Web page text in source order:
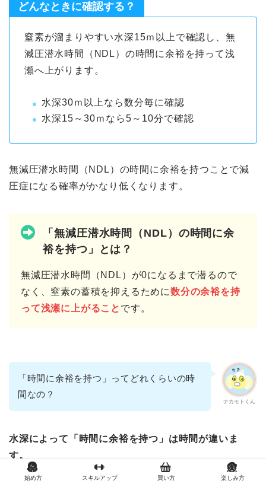
どんなときに確認する？
窒素が溜まりやすい水深15ｍ以上で確認し、無
減圧潜水時間（NDL）の時間に余裕を持って浅
瀬へ上がります。
水深30ｍ以上なら数分毎に確認
水深15～30ｍなら5～10分で確認
無減圧潜水時間（NDL）の時間に余裕を持つことで減
圧症になる確率がかなり低くなります。
「無減圧潜水時間（NDL）の時間に余
裕を持つ」とは？
無減圧潜水時間（NDL）が0になるまで潜るので
なく、窒素の蓄積を抑えるために数分の余裕を持
って浅瀬に上がること です。
ナカモトくん
「時間に余裕を持つ」ってどれくらいの時
間なの？
水深によって「時間に余裕を持つ」は時間が違いま
す。
始め方 スキルアップ 買い方 楽しみ方